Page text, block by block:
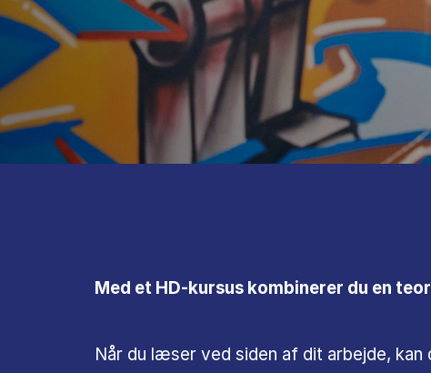
Med et HD-kursus kombinerer du en
Når du læser ved siden af dit arbejde,